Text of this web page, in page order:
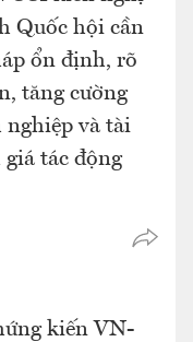
Quốc hội cần
ổn định, rõ
tăng cường
nghiệp và tài
tác động
kiến VN-